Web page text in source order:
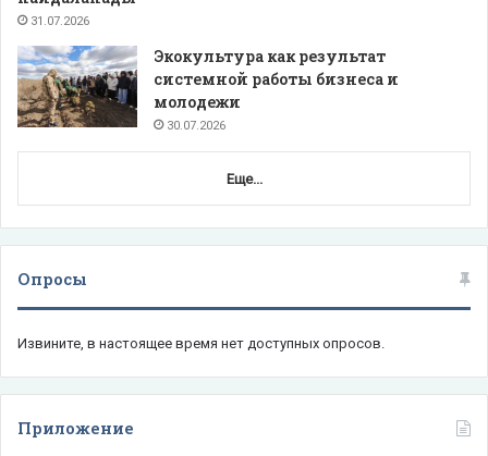
31.07.2026
Экокультура как результат
системной работы бизнеса и
молодежи
30.07.2026
Еще...
Опросы
Извините, в настоящее время нет доступных опросов.
Приложение